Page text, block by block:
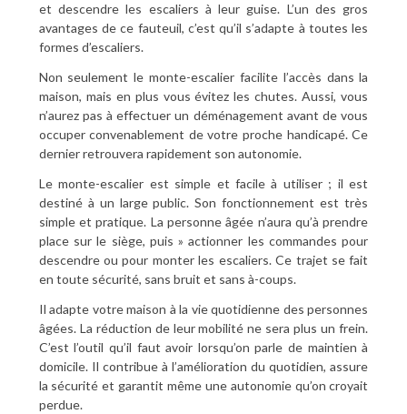
et descendre les escaliers à leur guise. L’un des gros
avantages de ce fauteuil, c’est qu’il s’adapte à toutes les
formes d’escaliers.
Non seulement le monte-escalier facilite l’accès dans la
maison, mais en plus vous évitez les chutes. Aussi, vous
n’aurez pas à effectuer un déménagement avant de vous
occuper convenablement de votre proche handicapé. Ce
dernier retrouvera rapidement son autonomie.
Le monte-escalier est simple et facile à utiliser ; il est
destiné à un large public. Son fonctionnement est très
simple et pratique. La personne âgée n’aura qu’à prendre
place sur le siège, puis » actionner les commandes pour
descendre ou pour monter les escaliers. Ce trajet se fait
en toute sécurité, sans bruit et sans à-coups.
Il adapte votre maison à la vie quotidienne des personnes
âgées. La réduction de leur mobilité ne sera plus un frein.
C’est l’outil qu’il faut avoir lorsqu’on parle de maintien à
domicile. Il contribue à l’amélioration du quotidien, assure
la sécurité et garantit même une autonomie qu’on croyait
perdue.